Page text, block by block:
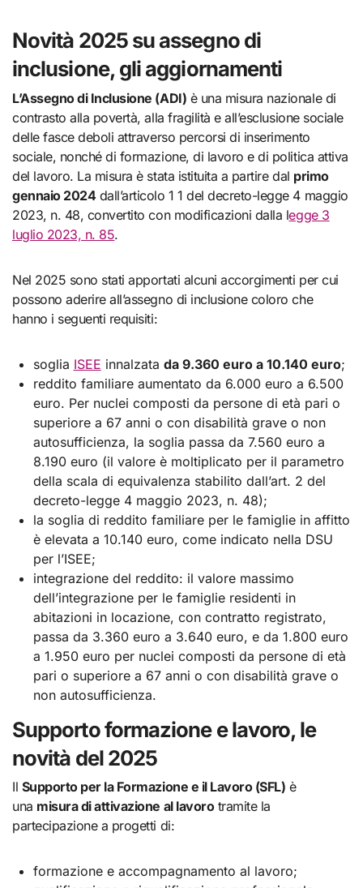
Novità 2025 su assegno di
inclusione, gli aggiornamenti
L’Assegno di Inclusione (ADI) è una misura nazionale di
contrasto alla povertà, alla fragilità e all’esclusione sociale
delle fasce deboli attraverso percorsi di inserimento
sociale, nonché di formazione, di lavoro e di politica attiva
del lavoro. La misura è stata istituita a partire dal primo
gennaio 2024dall’articolo 1 1 del decreto-legge 4 maggio
2023, n. 48, convertito con modificazioni dalla legge 3
luglio 2023, n. 85.
Nel 2025 sono stati apportati alcuni accorgimenti per cui
possono aderire all’assegno di inclusione coloro che
hanno i seguenti requisiti:
soglia ISEE innalzata da 9.360 euro a 10.140 euro;
reddito familiare aumentato da 6.000 euro a 6.500
euro. Per nuclei composti da persone di età pari o
superiore a 67 anni o con disabilità grave o non
autosufficienza, la soglia passa da 7.560 euro a
8.190 euro (il valore è moltiplicato per il parametro
della scala di equivalenza stabilito dall’art. 2 del
decreto-legge 4 maggio 2023, n. 48);
la soglia di reddito familiare per le famiglie in affitto
è elevata a 10.140 euro, come indicato nella DSU
per l’ISEE;
integrazione del reddito: il valore massimo
dell’integrazione per le famiglie residenti in
abitazioni in locazione, con contratto registrato,
passa da 3.360 euro a 3.640 euro, e da 1.800 euro
a 1.950 euro per nuclei composti da persone di età
pari o superiore a 67 anni o con disabilità grave o
non autosufficienza.
Supporto formazione e lavoro, le
novità del 2025
Il Supporto per la Formazione e il Lavoro (SFL) è
una misura di attivazione al lavorotramite la
partecipazione a progetti di:
formazione e accompagnamento al lavoro;